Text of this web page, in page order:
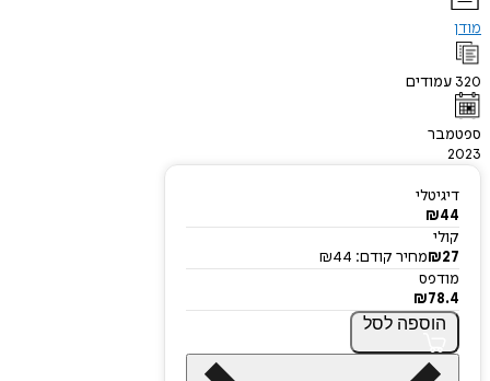
מודן
320 עמודים
ספטמבר
2023
דיגיטלי
₪44
קולי
₪27 מחיר קודם: ₪44
מודפס
₪78.4
הוספה לסל